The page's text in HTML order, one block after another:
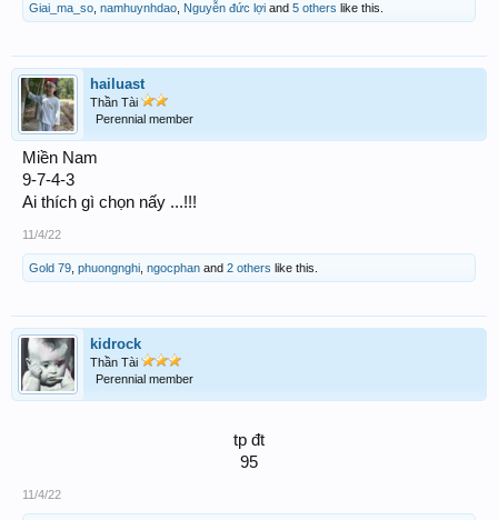
Giai_ma_so namhuynhdao Nguyễn đức lợi and 5 others like this.
hailuast
Thần Tài
Perennial member
Miền Nam
9-7-4-3
Ai thích gì chọn nấy ...!!!
11/4/22
Gold 79 phuongnghi ngocphan and 2 others like this.
kidrock
Thần Tài
Perennial member
tp đt
95​
11/4/22